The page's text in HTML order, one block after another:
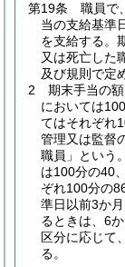
第19条
職員で
当の支給基準
を支給する。
又は死亡した
及び規則で定
2
期末手当の
においては
てはそれぞれ
管理又は監督
職員」という
は100分の40
ぞれ100分の
準日以前3か
るときは、6
区分に応じて、
る。